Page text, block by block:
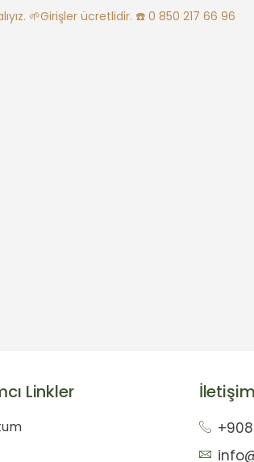
🌱Girişler ücretlidir. ☎️ 0 850 217 66 96
Linkler İletişim